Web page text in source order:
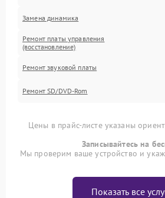
Замена динамика
Ремонт платы управления
(восстановление)
Ремонт звуковой платы
Ремонт SD/DVD-Rom
Цены в прайс-листе указаны
Записывайтесь на
Мы проверим ваше устройство и
Показать все